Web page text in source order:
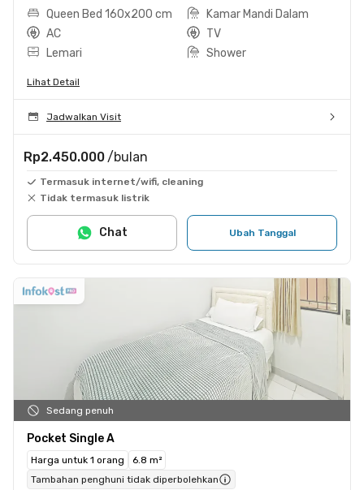
Queen Bed 160x200 cm
Kamar Mandi Dalam
AC
TV
Lemari
Shower
Lihat Detail
Jadwalkan Visit
Rp2.450.000 /bulan
Termasuk internet/wifi, cleaning
Tidak termasuk listrik
Ubah Tanggal
Chat
Sedang penuh
Pocket Single A
Harga untuk 1 orang
6.8 m²
Tambahan penghuni tidak diperbolehkan